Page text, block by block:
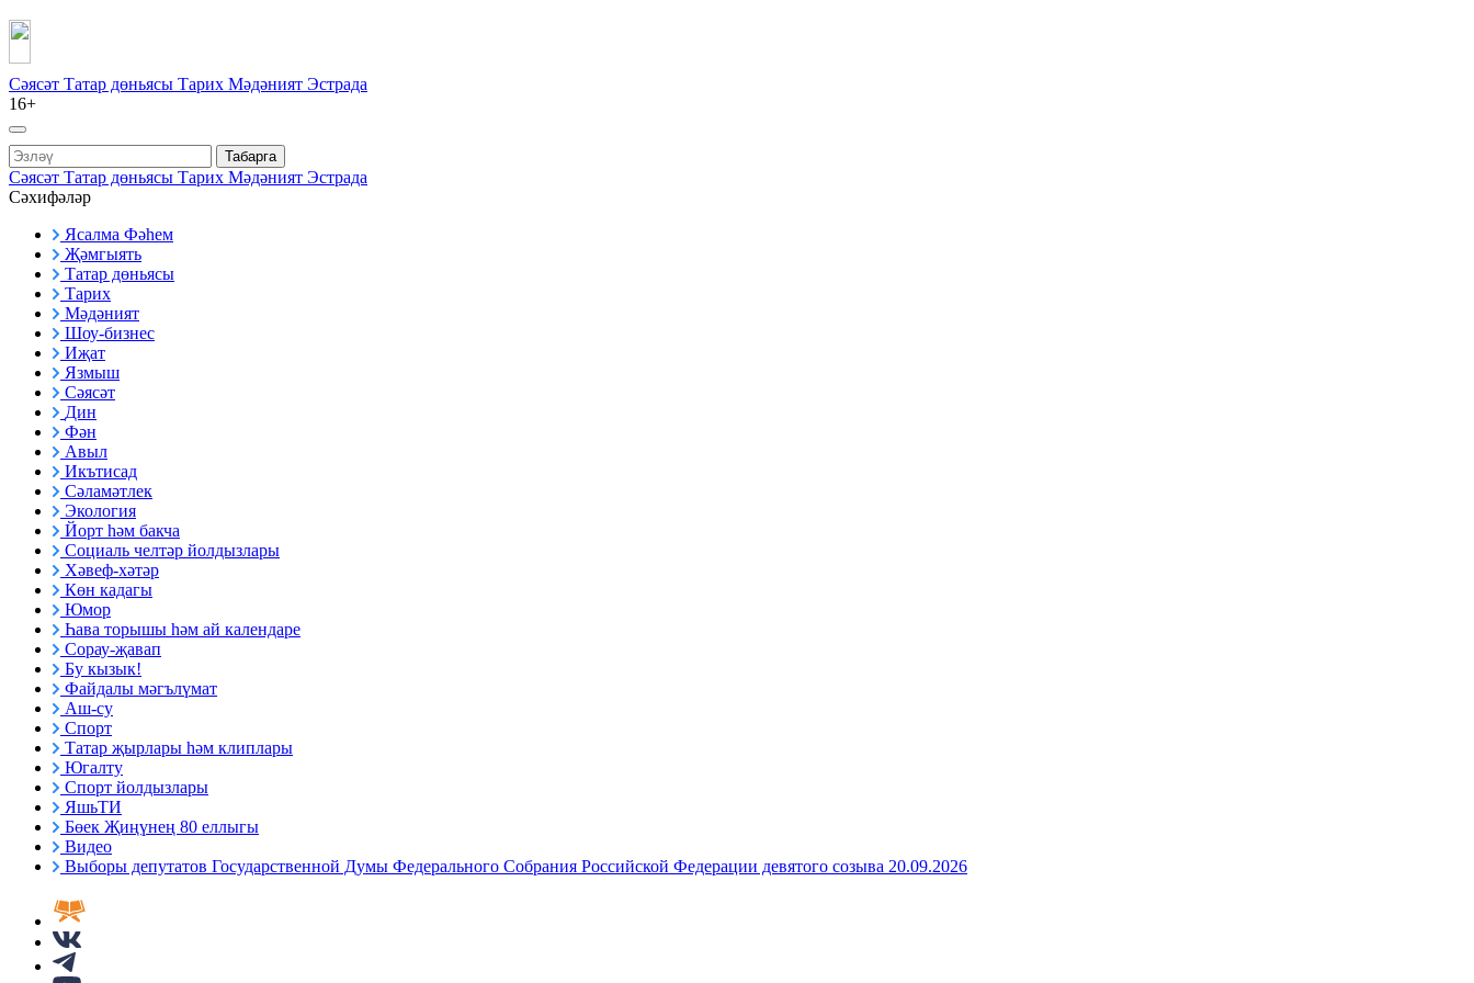
Сәясәт Татар дөньясы Тарих Мәдәният Эстрада
16+
Табарга
Сәясәт Татар дөньясы Тарих Мәдәният Эстрада
Сәхифәләр
Ясалма Фәһем
Җәмгыять
Татар дөньясы
Тарих
Мәдәният
Шоу-бизнес
Иҗат
Язмыш
Сәясәт
Дин
Фән
Авыл
Икътисад
Сәламәтлек
Экология
Йорт һәм бакча
Социаль челтәр йолдызлары
Хәвеф-хәтәр
Көн кадагы
Юмор
Һава торышы һәм ай календаре
Сорау-җавап
Бу кызык!
Файдалы мәгълүмат
Аш-су
Спорт
Татар җырлары һәм клиплары
Югалту
Спорт йолдызлары
ЯшьТИ
Бөек Җиңүнең 80 еллыгы
Видео
Выборы депутатов Государственной Думы Федерального Собрания Российской Федерации девятого созыва 20.09.2026